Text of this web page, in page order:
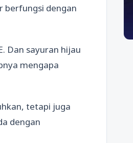
berfungsi dengan
Dan sayuran hijau
mengapa
tetapi juga
dengan